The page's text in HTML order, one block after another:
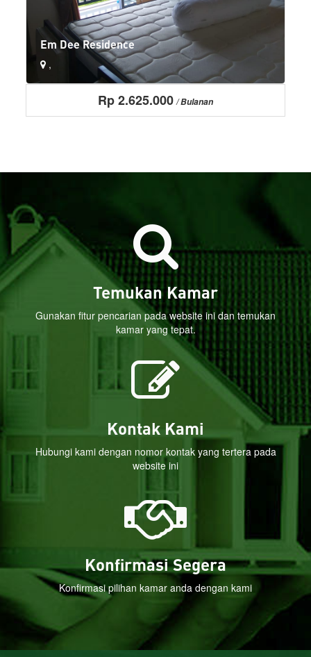
Em Dee Residence
,
2 kursi tamu dan meja
AC
Alas kasur diganti 2x seminggu
More+
Rp 2.625.000 / Bulanan
Temukan Kamar
Gunakan fitur pencarian pada website ini dan temukan
kamar yang tepat.
Kontak Kami
Hubungi kami dengan nomor kontak yang tertera pada
website ini
Konfirmasi Segera
Konfirmasi pilihan kamar anda dengan kami